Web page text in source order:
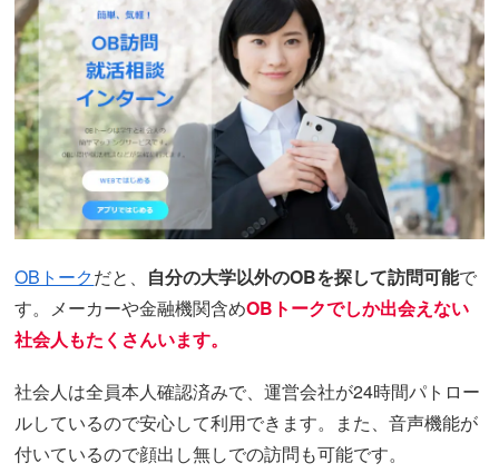
OBトークだと、 自分の大学以外のOBを探して訪問可能で
す。メーカーや金融機関含めOBトークでしか出会えない
社会人もたくさんいます。
社会人は全員本人確認済みで、運営会社が24時間パトロー
ルしているので安心して利用できます。また、音声機能が
付いているので顔出し無しでの訪問も可能です。